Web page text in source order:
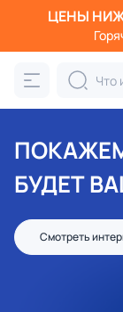
ЦЕНЫ
БУДЕТ
Смотреть